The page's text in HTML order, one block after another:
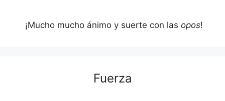
¡Mucho mucho ánimo y suerte con las opos!
Fuerza